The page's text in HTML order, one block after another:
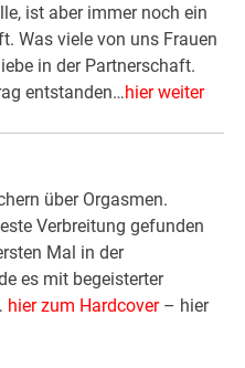
ist aber immer noch ein
Was viele von uns Frauen
in der Partnerschaft.
entstanden…hier weiter
über Orgasmen.
Verbreitung gefunden
Mal in der
es mit begeisterter
hier zum Hardcover– hier